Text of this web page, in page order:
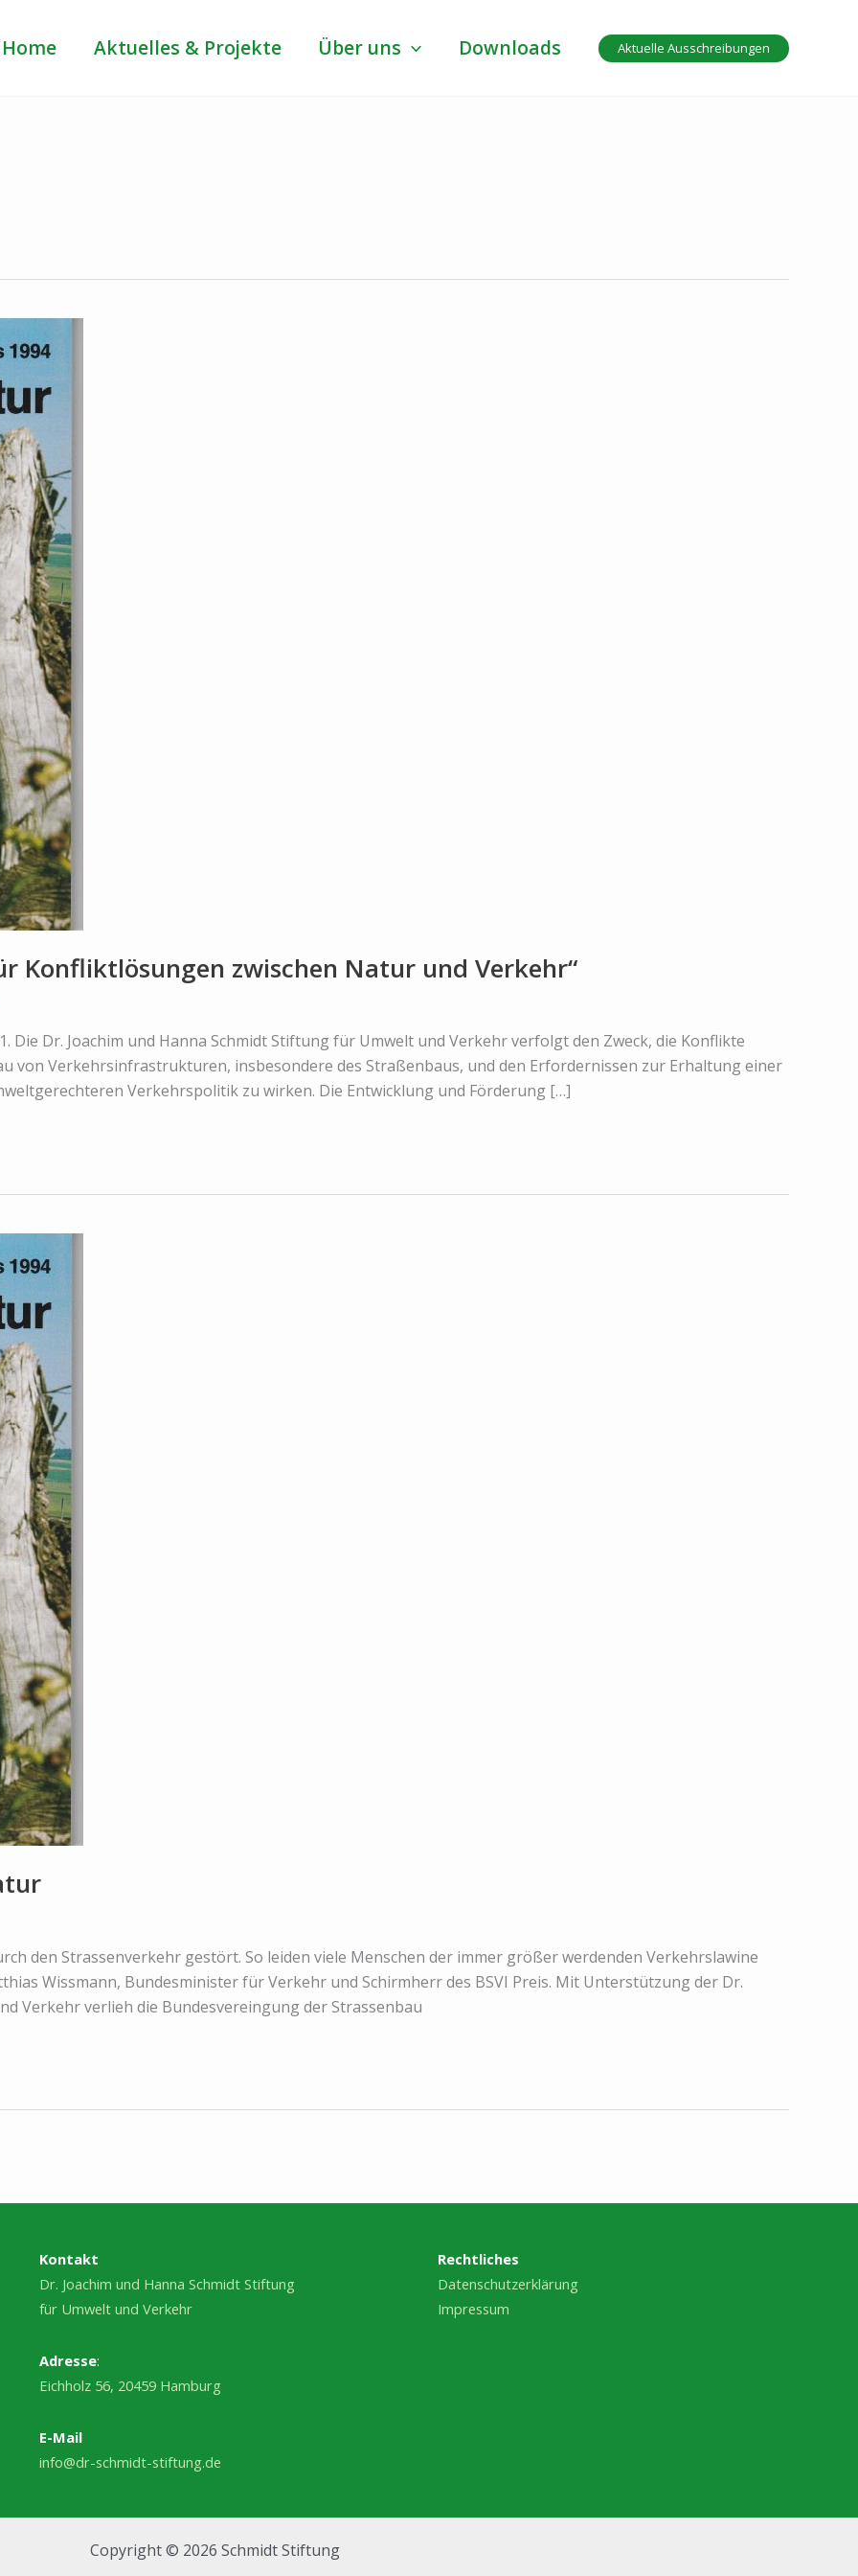
Home Aktuelles & Projekte Über uns Downloads Aktuelle Ausschreibungen
Konfliktlösungen zwischen Natur und Verkehr“
Die Dr. Joachim und Hanna Schmidt Stiftung für Umwelt und Verkehr verfolgt den Zweck, die Konflikte
von Verkehrsinfrastrukturen, insbesondere des Straßenbaus, und den Erfordernissen zur Erhaltung einer
Verkehrspolitik zu wirken. Die Entwicklung und Förderung […]
den Strassenverkehr gestört. So leiden viele Menschen der immer größer werdenden Verkehrslawine
Wissmann, Bundesminister für Verkehr und Schirmherr des BSVI Preis. Mit Unterstützung der Dr.
Verkehr verlieh die Bundesvereingung der Strassenbau
Kontakt
Dr. Joachim und Hanna Schmidt Stiftung
für Umwelt und Verkehr
Adresse:
Eichholz 56, 20459 Hamburg
E-Mail
info@dr-schmidt-stiftung.de
Rechtliches
Datenschutzerklärung
Impressum
Copyright © 2026 Schmidt Stiftung